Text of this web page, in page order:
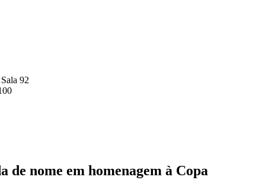
92
nome em homenagem à Copa